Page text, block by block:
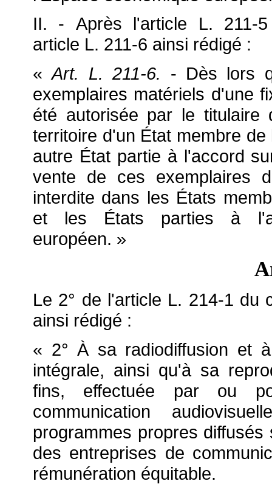
II. - Après l'article L. 211-
article L. 211-6 ainsi rédigé :
«Art. L. 211-6. - Dès lors
exemplaires matériels d'une
été autorisée par le
territoire d'un État membre
autre État partie à l'accord
vente de ces exemplaires
interdite dans les États
et les États parties à
européen. »
Le 2° de l'article L. 214-1 du
ainsi rédigé :
« 2° À sa radiodiffusion et
intégrale, ainsi qu'à sa
fins, effectuée par ou
communication
programmes propres
des entreprises de
rémunération équitable.